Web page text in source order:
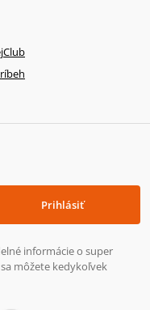
Prihlásiť
informácie o super
môžete kedykoľvek